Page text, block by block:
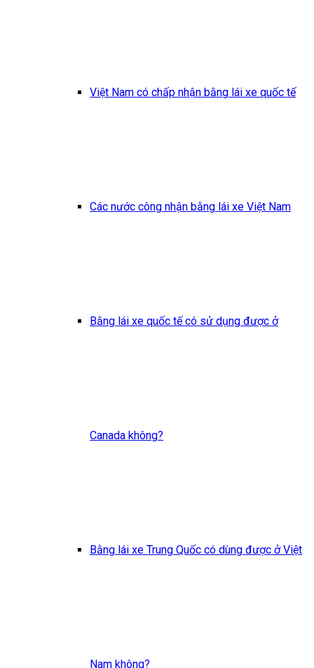
Việt Nam có chấp nhận bằng lái xe quốc tế
Các nước công nhận bằng lái xe Việt Nam
Bằng lái xe quốc tế có sử dụng được ở
Canada không?
Bằng lái xe Trung Quốc có dùng được ở Việt
Nam không?